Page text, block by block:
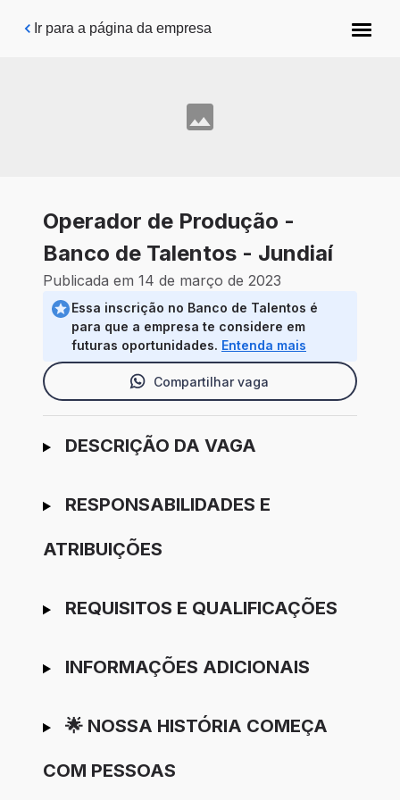
Pular para o conteúdo principal
Ir para a página da empresa
Operador de Produção -
Banco de Talentos - Jundiaí
Publicada em 14 de março de 2023
Essa inscrição no Banco de Talentos é
para que a empresa te considere em
futuras oportunidades. Entenda mais
Compartilhar vaga
Ir para candidatura
DESCRIÇÃO DA VAGA
RESPONSABILIDADES E
ATRIBUIÇÕES
REQUISITOS E QUALIFICAÇÕES
INFORMAÇÕES ADICIONAIS
🌟 NOSSA HISTÓRIA COMEÇA
COM PESSOAS